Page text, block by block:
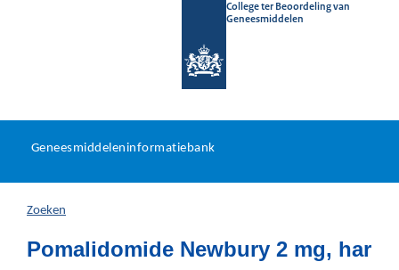
College ter Beoordeling van
Geneesmiddelen
U
hier:
Geneesmiddeleninformatiebank
Zoeken
Pomalidomide Newbury 2 mg, har